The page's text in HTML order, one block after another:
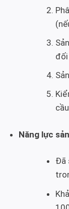
cầu
Năng lực
Đã